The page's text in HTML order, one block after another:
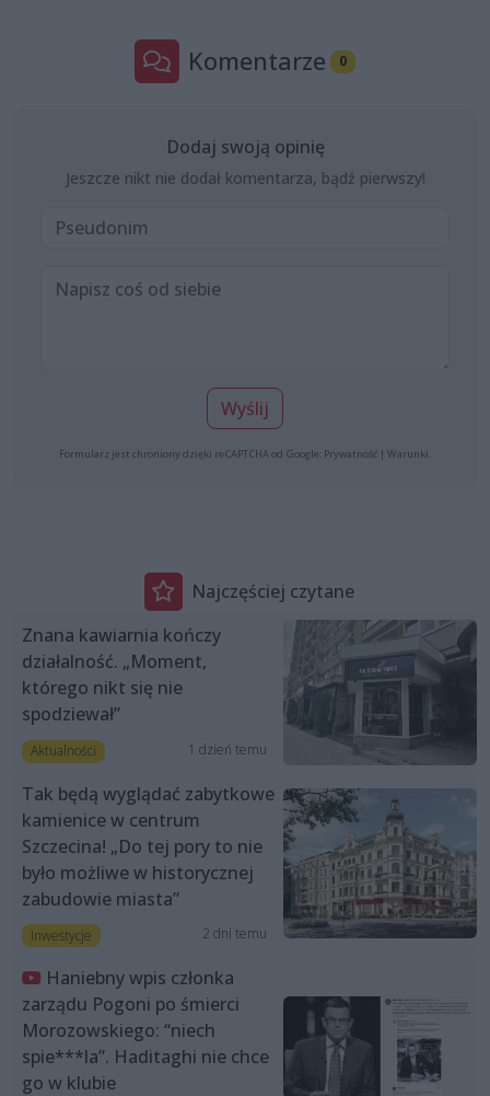
Komentarze 0
Dodaj swoją opinię
Jeszcze nikt nie dodał komentarza, bądź pierwszy!
Wyślij
Formularz jest chroniony dzięki reCAPTCHA od Google: Prywatność | Warunki
Najczęściej czytane
Znana kawiarnia kończy
działalność. „Moment,
którego nikt się nie
spodziewał”
Aktualności 1 dzień temu
Tak będą wyglądać zabytkowe
kamienice w centrum
Szczecina! „Do tej pory to nie
było możliwe w historycznej
zabudowie miasta”
Inwestycje 2 dni temu
Haniebny wpis członka
zarządu Pogoni po śmierci
Morozowskiego: “niech
spie***la”. Haditaghi nie chce
go w klubie